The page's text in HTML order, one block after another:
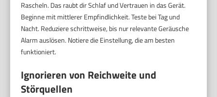
Rascheln. Das raubt dir Schlaf und Vertrauen in das Gerät.
Beginne mit mittlerer Empfindlichkeit. Teste bei Tag und
Nacht. Reduziere schrittweise, bis nur relevante Geräusche
Alarm auslösen. Notiere die Einstellung, die am besten
funktioniert.
Ignorieren von Reichweite und
Störquellen